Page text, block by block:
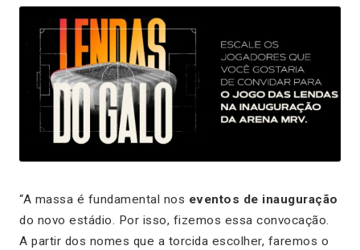
“A massa é fundamental nos eventos de inauguração
do novo estádio. Por isso, fizemos essa convocação.
A partir dos nomes que a torcida escolher, faremos o